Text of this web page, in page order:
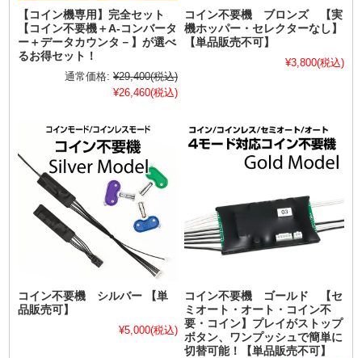
【コイン機専用】完全セット
【コイン不要機＋A-コンバータ
ー＋データカウンタ－】が選べ
るお得セット！
通常価格: ¥29,400(税込)
¥26,460(税込)
コイン不要機 ブロンズ 【実
機ホッパー・セレクターなし】
【単品販売不可】
¥3,800(税込)
コイン不要機 シルバー 【単
品販売可】
¥5,000(税込)
コイン不要機 ゴールド 【セ
ミオート・オート・コイン不
要・コイン】プレイがストップ
ボタン、ワンプッシュで簡単に
切替可能！【単品販売不可】